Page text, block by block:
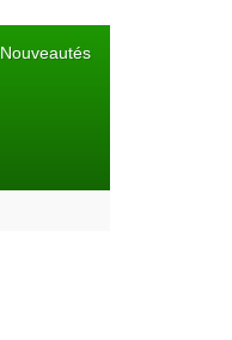
Nouveautés